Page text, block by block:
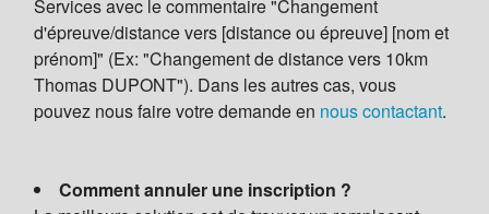
Services avec le commentaire "Changement
d'épreuve/distance vers [distance ou épreuve] [nom et
prénom]" (Ex: "Changement de distance vers 10km
Thomas DUPONT"). Dans les autres cas, vous
pouvez nous faire votre demande en nous contactant.
Comment annuler une inscription ?